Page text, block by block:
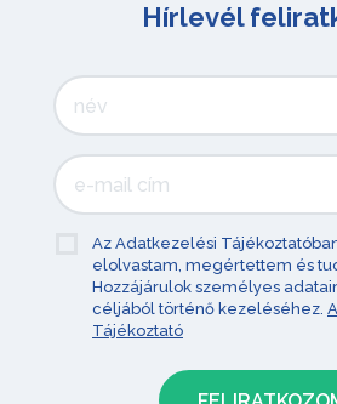
Hírlevél
Az Adatkezelési
elolvastam, megértettem és
Hozzájárulok személyes
céljából történő kezeléséhez.
Tájékoztató